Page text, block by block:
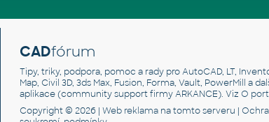
CADfórum
Tipy, triky, podpora, pomoc a rady pro AutoCAD, LT,
Map, Civil 3D, 3ds Max, Fusion, Forma, Vault, PowerMill a
aplikace (community support firmy ARKANCE). Viz O
Copyright © 2026 | Web reklamana tomto serveru |